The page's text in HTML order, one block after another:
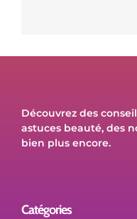
Découvrez des
astuces beauté, des
bien plus encore.
Catégories